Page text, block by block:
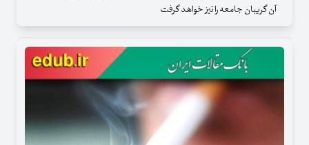
آن گریبان جامعه را نیز خواهد گرفت